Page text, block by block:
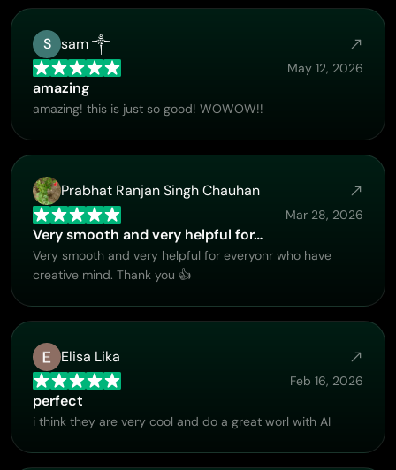
professional and polite. My general impression is that this
is a dynamic and collaborative team that is worth
supporting!
S sam ༒
May 12, 2026
amazing
amazing! this is just so good! WOWOW!!
Prabhat Ranjan Singh Chauhan
Mar 28, 2026
Very smooth and very helpful for…
Very smooth and very helpful for everyonr who have
creative mind. Thank you 👍
Elisa Lika
Feb 16, 2026
perfect
i think they are very cool and do a great worl with AI